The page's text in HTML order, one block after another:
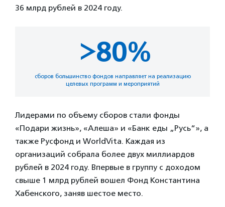
36 млрд рублей в 2024 году.
>80%
сборов большинство фондов направляет на реализацию
целевых программ и мероприятий
Лидерами по объему сборов стали фонды
«Подари жизнь», «Алеша» и «Банк еды „Русь“», а
также Русфонд и WorldVita. Каждая из
организаций собрала более двух миллиардов
рублей в 2024 году. Впервые в группу с доходом
свыше 1 млрд рублей вошел Фонд Константина
Хабенского, заняв шестое место.